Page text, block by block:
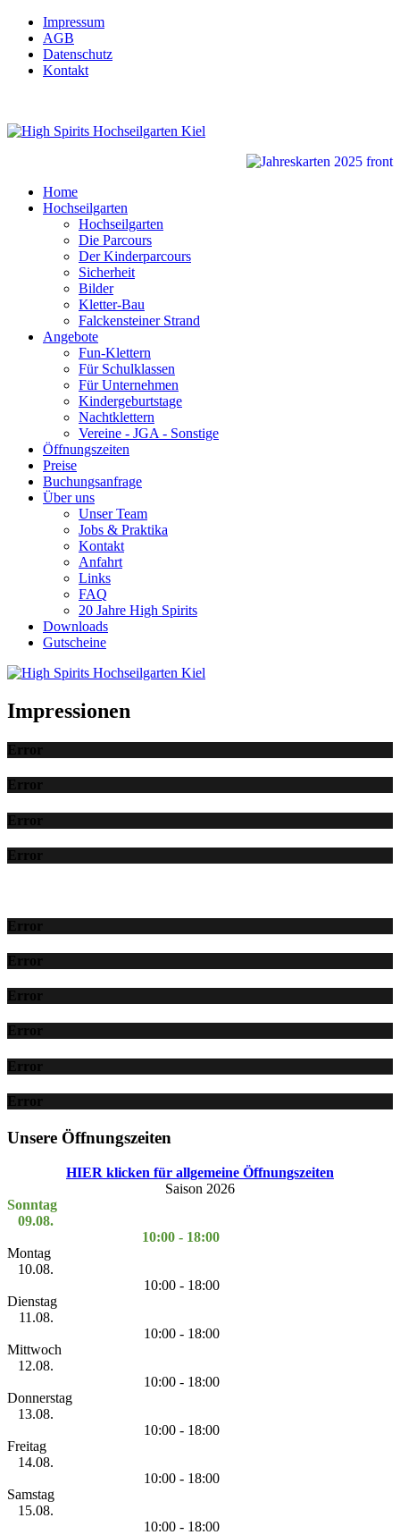
Impressum
AGB
Datenschutz
Kontakt
Home
Hochseilgarten
Hochseilgarten
Die Parcours
Der Kinderparcours
Sicherheit
Bilder
Kletter-Bau
Falckensteiner Strand
Angebote
Fun-Klettern
Für Schulklassen
Für Unternehmen
Kindergeburtstage
Nachtklettern
Vereine - JGA - Sonstige
Öffnungszeiten
Preise
Buchungsanfrage
Über uns
Unser Team
Jobs & Praktika
Kontakt
Anfahrt
Links
FAQ
20 Jahre High Spirits
Downloads
Gutscheine
Impressionen
Error
Error
Error
Error
Error
Error
Error
Error
Error
Error
Unsere Öffnungszeiten
HIER klicken für allgemeine Öffnungszeiten
Saison 2026
Sonntag
09.08.
10:00 - 18:00
Montag
10.08.
10:00 - 18:00
Dienstag
11.08.
10:00 - 18:00
Mittwoch
12.08.
10:00 - 18:00
Donnerstag
13.08.
10:00 - 18:00
Freitag
14.08.
10:00 - 18:00
Samstag
15.08.
10:00 - 18:00